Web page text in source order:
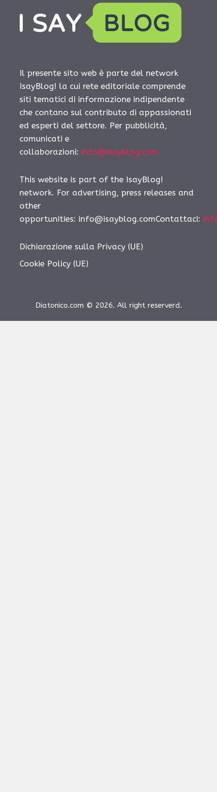
Il presente sito web è parte del network
IsayBlog! la cui rete editoriale comprende
siti tematici di informazione indipendente
che contano sul contributo di appassionati
ed esperti del settore. Per pubblicità,
comunicati e
collaborazioni: info@isayblog.com
This website is part of the IsayBlog!
network. For advertising, press releases and
other
opportunities: info@isayblog.comContattaci:
Dichiarazione sulla Privacy (UE)
Cookie Policy (UE)
Diatonico.com © 2026. All right reserverd.